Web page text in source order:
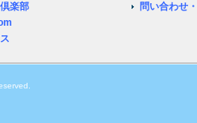
楽部
問い合わせ